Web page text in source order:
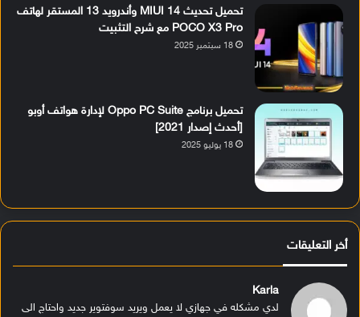
تحميل تحديث MIUI 14 وأندرويد 13 المستقر لهاتف
POCO X3 Pro مع شرح التثبيت
18 سبتمبر 2025
تحميل برنامج Oppo PC Suite لإدارة هواتف أوبو
[أحدث إصدار 2021]
18 يوليو 2025
أخر التعليقات
Karla
لدي مشكله في جهازي لا يعمل ويريد سوفتوير جديد واحتاج الى